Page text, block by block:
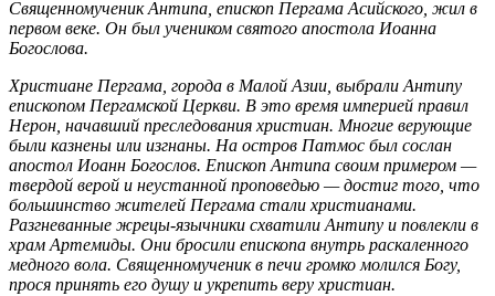
Священномученик Антипа, епископ Пергама Асийского, жил в
первом веке. Он был учеником святого апостола Иоанна
Богослова.
Христиане Пергама, города в Малой Азии, выбрали Антипу
епископом Пергамской Церкви. В это время империей правил
Нерон, начавший преследования христиан. Многие верующие
были казнены или изгнаны. На остров Патмос был сослан
апостол Иоанн Богослов. Епископ Антипа своим примером —
твердой верой и неустанной проповедью — достиг того, что
большинство жителей Пергама стали христианами.
Разгневанные жрецы-язычники схватили Антипу и повлекли в
храм Артемиды. Они бросили епископа внутрь раскаленного
медного вола. Священномученик в печи громко молился Богу,
прося принять его душу и укрепить веру христиан.